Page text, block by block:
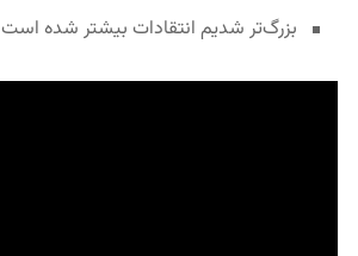
بزرگ‌تر شدیم انتقادات بیشتر شده است